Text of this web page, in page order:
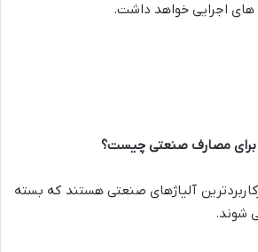
اجرایی خواهد داشت.
برای مصارف صنعتی چیست؟
6061 و 7075 از پرکاربردترین آلیاژهای صنعتی هستند که بسته
شوند.